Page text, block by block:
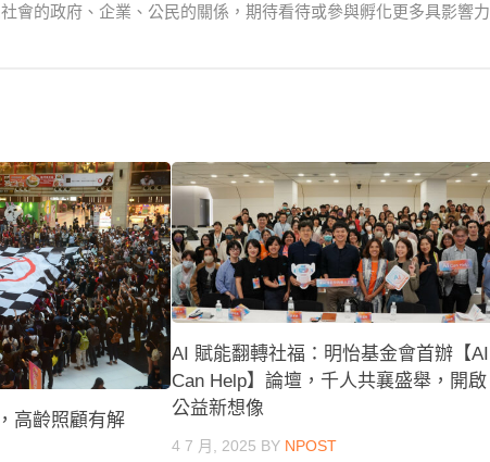
會的政府、企業、公民的關係，期待看待或參與孵化更多具影響力
高齡照顧有解
AI 賦能翻轉社福：明怡基金會首辦【AI
Can Help】論壇，千人共襄盛舉，開啟
公益新想像
4 7 月, 2025 BY NPOST